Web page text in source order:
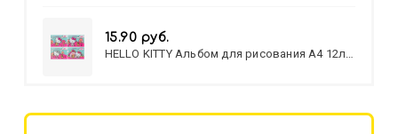
15.90 руб.
HELLO KITTY Альбом для рисования А4 12л.